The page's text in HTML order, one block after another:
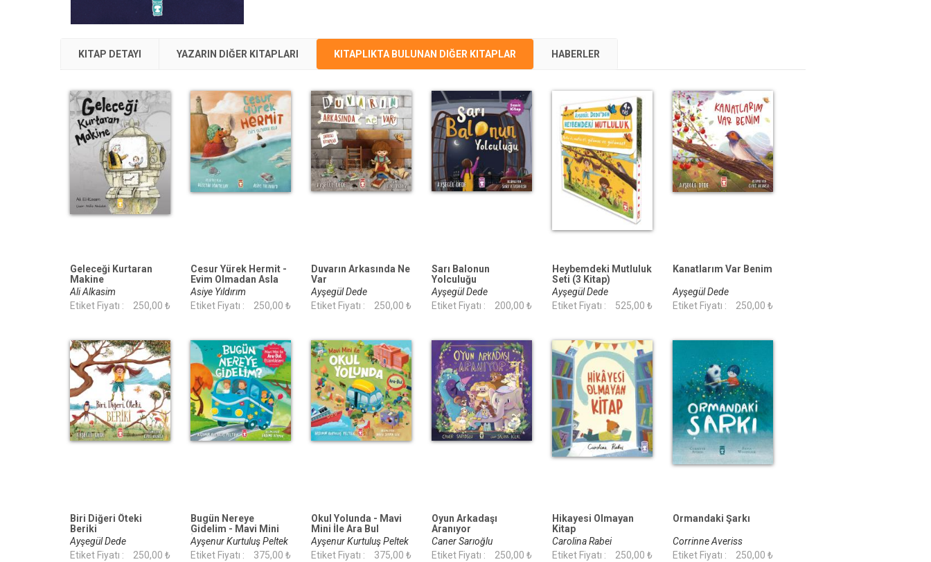
KITAP DETAYI YAZARIN DIĞER KITAPLARI KITAPLIKTA BULUNAN DIĞER KITAPLAR HABERLER
Geleceği Kurtaran
Makine
Ali Alkasim
Etiket Fiyatı :
250,00 ₺
Cesur Yürek Hermit -
Evim Olmadan Asla
Asiye Yıldırım
Etiket Fiyatı :
250,00 ₺
Duvarın Arkasında Ne
Var
Ayşegül Dede
Etiket Fiyatı :
250,00 ₺
Sarı Balonun
Yolculuğu
Ayşegül Dede
Etiket Fiyatı :
200,00 ₺
Heybemdeki Mutluluk
Seti (3 Kitap)
Ayşegül Dede
Etiket Fiyatı :
525,00 ₺
Kanatlarım Var Benim
Ayşegül Dede
Etiket Fiyatı :
250,00 ₺
Biri Diğeri Öteki
Beriki
Ayşegül Dede
Etiket Fiyatı :
250,00 ₺
Bugün Nereye
Gidelim - Mavi Mini
İle Ara Bul Etkinlikleri
Ayşenur Kurtuluş Peltek
Etiket Fiyatı :
375,00 ₺
Okul Yolunda - Mavi
Mini İle Ara Bul
Etkinlikleri 2
Ayşenur Kurtuluş Peltek
Etiket Fiyatı :
375,00 ₺
Oyun Arkadaşı
Aranıyor
Caner Sarıoğlu
Etiket Fiyatı :
250,00 ₺
Hikayesi Olmayan
Kitap
Carolina Rabei
Etiket Fiyatı :
250,00 ₺
Ormandaki Şarkı
Corrinne Averiss
Etiket Fiyatı :
250,00 ₺